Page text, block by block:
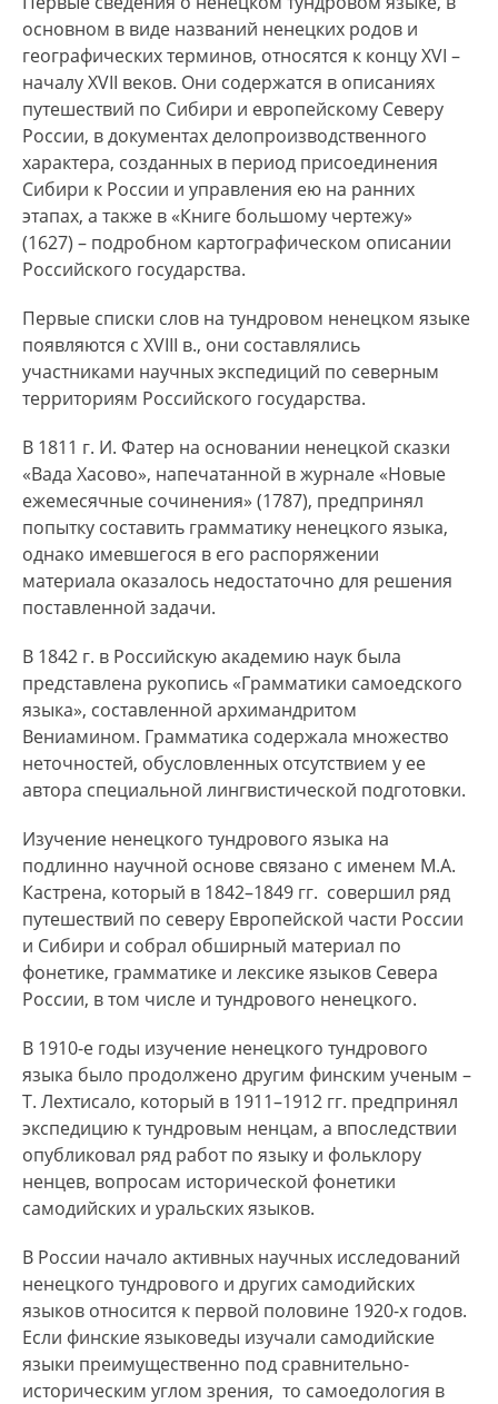
основном в виде названий ненецких родов и
географических терминов, относятся к концу XVI –
началу XVII веков. Они содержатся в описаниях
путешествий по Сибири и европейскому Северу
России, в документах делопроизводственного
характера, созданных в период присоединения
Сибири к России и управления ею на ранних
этапах, а также в «Книге большому чертежу»
(1627) – подробном картографическом описании
Российского государства.
Первые списки слов на тундровом ненецком языке
появляются с XVIII в., они составлялись
участниками научных экспедиций по северным
территориям Российского государства.
В 1811 г. И. Фатер на основании ненецкой сказки
«Вада Хасово», напечатанной в журнале «Новые
ежемесячные сочинения» (1787), предпринял
попытку составить грамматику ненецкого языка,
однако имевшегося в его распоряжении
материала оказалось недостаточно для решения
поставленной задачи.
В 1842 г. в Российскую академию наук была
представлена рукопись «Грамматики самоедского
языка», составленной архимандритом
Вениамином. Грамматика содержала множество
неточностей, обусловленных отсутствием у ее
автора специальной лингвистической подготовки.
Изучение ненецкого тундрового языка на
подлинно научной основе связано с именем М.А.
Кастрена, который в 1842–1849 гг. совершил ряд
путешествий по северу Европейской части России
и Сибири и собрал обширный материал по
фонетике, грамматике и лексике языков Севера
России, в том числе и тундрового ненецкого.
В 1910-е годы изучение ненецкого тундрового
языка было продолжено другим финским ученым –
Т. Лехтисало, который в 1911–1912 гг. предпринял
экспедицию к тундровым ненцам, а впоследствии
опубликовал ряд работ по языку и фольклору
ненцев, вопросам исторической фонетики
самодийских и уральских языков.
В России начало активных научных исследований
ненецкого тундрового и других самодийских
языков относится к первой половине 1920-х годов.
Если финские языковеды изучали самодийские
языки преимущественно под сравнительно-
историческим углом зрения, то самоедология в